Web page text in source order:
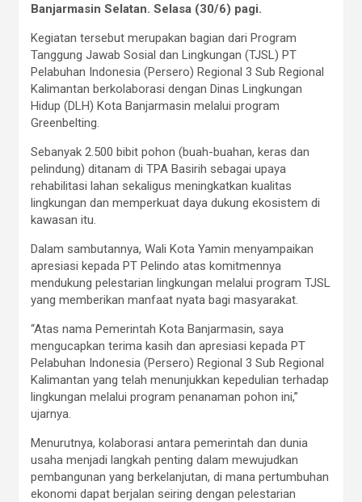
Banjarmasin Selatan. Selasa (30/6) pagi.
Kegiatan tersebut merupakan bagian dari Program
Tanggung Jawab Sosial dan Lingkungan (TJSL) PT
Pelabuhan Indonesia (Persero) Regional 3 Sub Regional
Kalimantan berkolaborasi dengan Dinas Lingkungan
Hidup (DLH) Kota Banjarmasin melalui program
Greenbelting.
Sebanyak 2.500 bibit pohon (buah-buahan, keras dan
pelindung) ditanam di TPA Basirih sebagai upaya
rehabilitasi lahan sekaligus meningkatkan kualitas
lingkungan dan memperkuat daya dukung ekosistem di
kawasan itu.
Dalam sambutannya, Wali Kota Yamin menyampaikan
apresiasi kepada PT Pelindo atas komitmennya
mendukung pelestarian lingkungan melalui program TJSL
yang memberikan manfaat nyata bagi masyarakat.
“Atas nama Pemerintah Kota Banjarmasin, saya
mengucapkan terima kasih dan apresiasi kepada PT
Pelabuhan Indonesia (Persero) Regional 3 Sub Regional
Kalimantan yang telah menunjukkan kepedulian terhadap
lingkungan melalui program penanaman pohon ini,”
ujarnya.
Menurutnya, kolaborasi antara pemerintah dan dunia
usaha menjadi langkah penting dalam mewujudkan
pembangunan yang berkelanjutan, di mana pertumbuhan
ekonomi dapat berjalan seiring dengan pelestarian